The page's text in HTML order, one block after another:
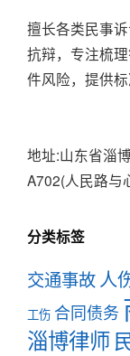
擅长各类民事
抗辩，专注梳
件风险，提供标
地址:山东省淄
A702(人民路与
分类标签
交通事故人
工伤 合同债务
淄博律师